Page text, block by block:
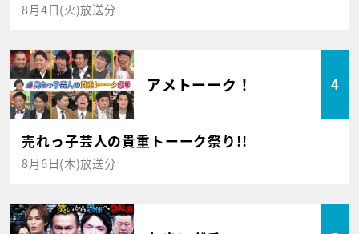
8月4日(火)放送分
アメトーーク！ 4
売れっ子芸人の貴重トーーク祭り!!
8月6日(木)放送分